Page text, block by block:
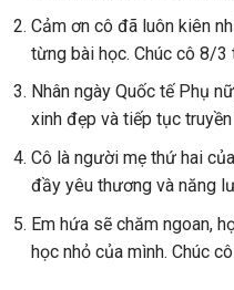
Cảm ơn cô đã luôn kiên
từng bài học. Chúc cô 8/3
Nhân ngày Quốc tế Phụ
xinh đẹp và tiếp tục
Cô là người mẹ thứ hai
đầy yêu thương và năng
Em hứa sẽ chăm ngoan,
học nhỏ của mình. Chúc